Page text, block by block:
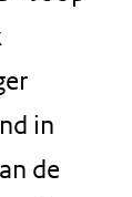
in
de